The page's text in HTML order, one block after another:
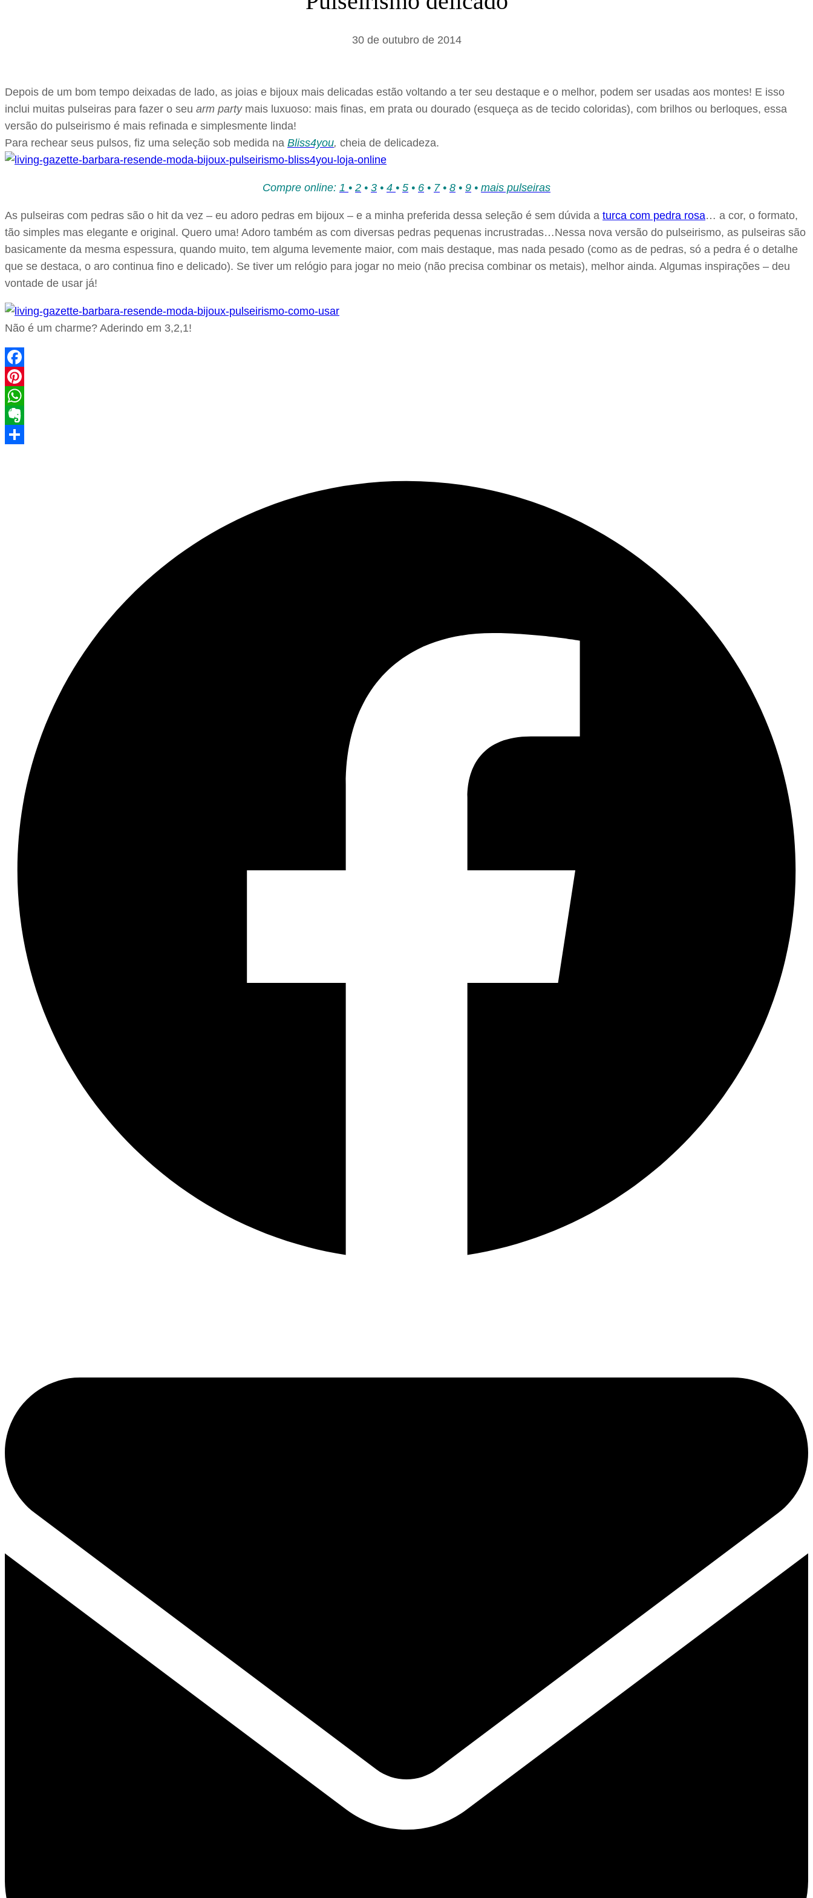
a
30 de outubro de 2014
Depois de um bom tempo deixadas de lado, as joias e bijoux mais delicadas estão voltando a ter seu destaque e o melhor, podem ser usadas aos montes! E isso
inclui muitas pulseiras para fazer o seu arm partymais luxuoso: mais finas, em prata ou dourado (esqueça as de tecido coloridas), com brilhos ou berloques, essa
versão do pulseirismo é mais refinada e simplesmente linda!
Para rechear seus pulsos, fiz uma seleção sob medida na Bliss4you, cheia de delicadeza.
Compre online: 1 • 2 • 3 • 4 • 5 • 6 • 7• 8 • 9 • mais pulseiras
As pulseiras com pedras são o hit da vez – eu adoro pedras em bijoux – e a minha preferida dessa seleção é sem dúvida a turca com pedra rosa… a cor, o formato,
tão simples mas elegante e original. Quero uma! Adoro também as com diversas pedras pequenas incrustradas…Nessa nova versão do pulseirismo, as pulseiras são
basicamente da mesma espessura, quando muito, tem alguma levemente maior, com mais destaque, mas nada pesado (como as de pedras, só a pedra é o detalhe
que se destaca, o aro continua fino e delicado). Se tiver um relógio para jogar no meio (não precisa combinar os metais), melhor ainda. Algumas inspirações – deu
vontade de usar já!
Não é um charme? Aderindo em 3,2,1!
Facebook
Pinterest
WhatsApp
Evernote